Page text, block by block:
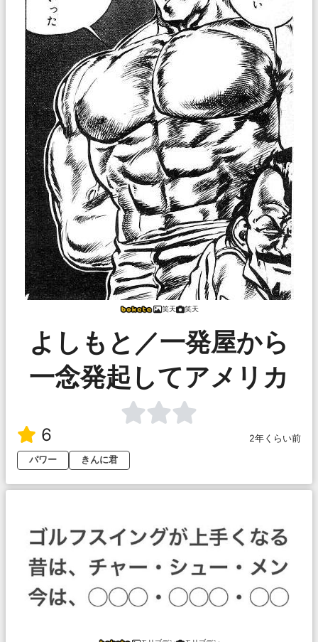
笑天 笑天
よしもと／一発屋から
一念発起してアメリカ
6
2年くらい前
パワー
きんに君